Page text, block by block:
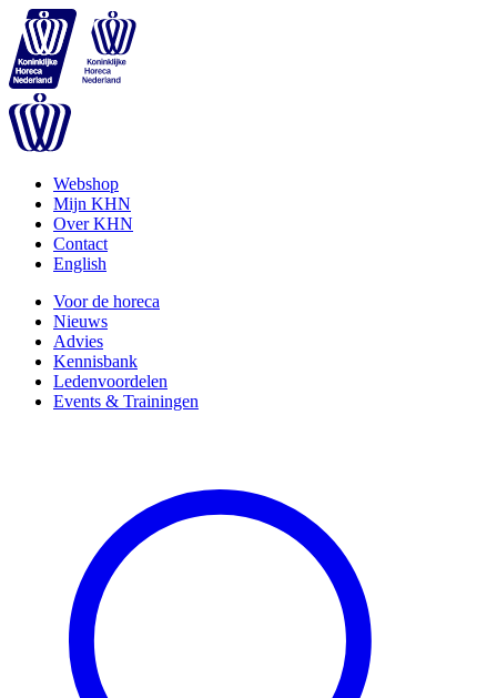
Webshop
Mijn KHN
Over KHN
Contact
English
Voor de horeca
Nieuws
Advies
Kennisbank
Ledenvoordelen
Events & Trainingen